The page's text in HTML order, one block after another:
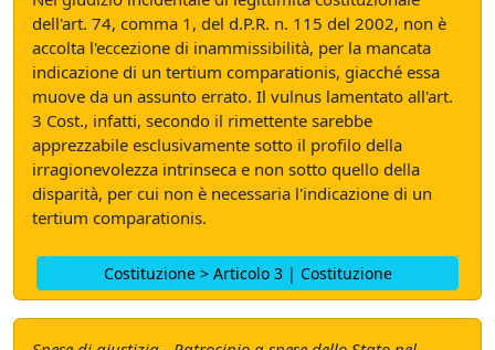
dell'art. 74, comma 1, del d.P.R. n. 115 del 2002, non è
accolta l'eccezione di inammissibilità, per la mancata
indicazione di un tertium comparationis, giacché essa
muove da un assunto errato. Il vulnus lamentato all'art.
3 Cost., infatti, secondo il rimettente sarebbe
apprezzabile esclusivamente sotto il profilo della
irragionevolezza intrinseca e non sotto quello della
disparità, per cui non è necessaria l'indicazione di un
tertium comparationis.
Costituzione > Articolo 3 | Costituzione